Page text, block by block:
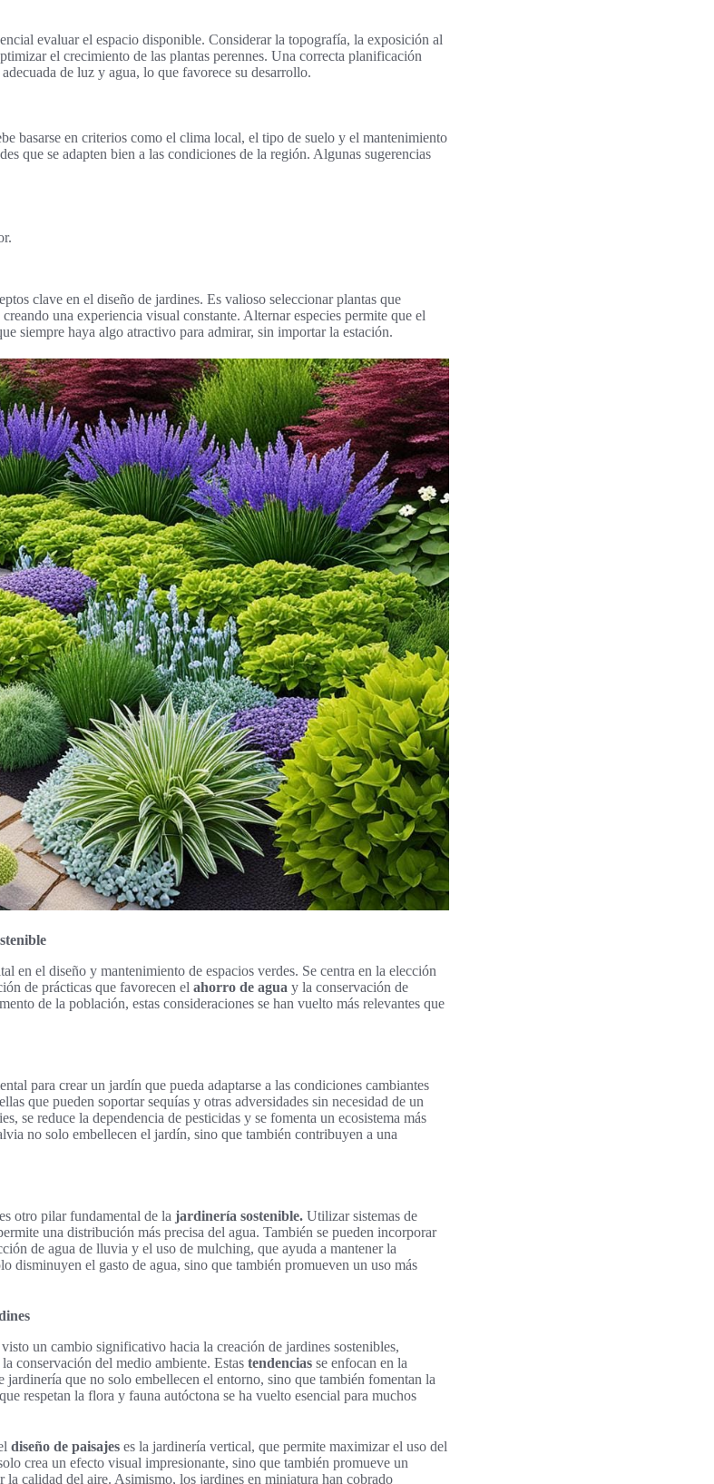
evaluar el espacio disponible. Considerar la topografía, la exposición al
el crecimiento de las plantas perennes. Una correcta planificación
de luz y agua, lo que favorece su desarrollo.
basarse en criterios como el clima local, el tipo de suelo y el mantenimiento
que se adapten bien a las condiciones de la región. Algunas sugerencias
clave en el diseño de jardines. Es valioso seleccionar plantas que
una experiencia visual constante. Alternar especies permite que el
siempre haya algo atractivo para admirar, sin importar la estación.
en el diseño y mantenimiento de espacios verdes. Se centra en la elección
de prácticas que favorecen el ahorro de agua y la conservación de
de la población, estas consideraciones se han vuelto más relevantes que
para crear un jardín que pueda adaptarse a las condiciones cambiantes
que pueden soportar sequías y otras adversidades sin necesidad de un
se reduce la dependencia de pesticidas y se fomenta un ecosistema más
no solo embellecen el jardín, sino que también contribuyen a una
es otro pilar fundamental de la jardinería sostenible. Utilizar sistemas de
una distribución más precisa del agua. También se pueden incorporar
de agua de lluvia y el uso de mulching, que ayuda a mantener la
disminuyen el gasto de agua, sino que también promueven un uso más
un cambio significativo hacia la creación de jardines sostenibles,
conservación del medio ambiente. Estas tendencias se enfocan en la
jardinería que no solo embellecen el entorno, sino que también fomentan la
respetan la flora y fauna autóctona se ha vuelto esencial para muchos
diseño de paisajes es la jardinería vertical, que permite maximizar el uso del
crea un efecto visual impresionante, sino que también promueve un
la calidad del aire. Asimismo, los jardines en miniatura han cobrado